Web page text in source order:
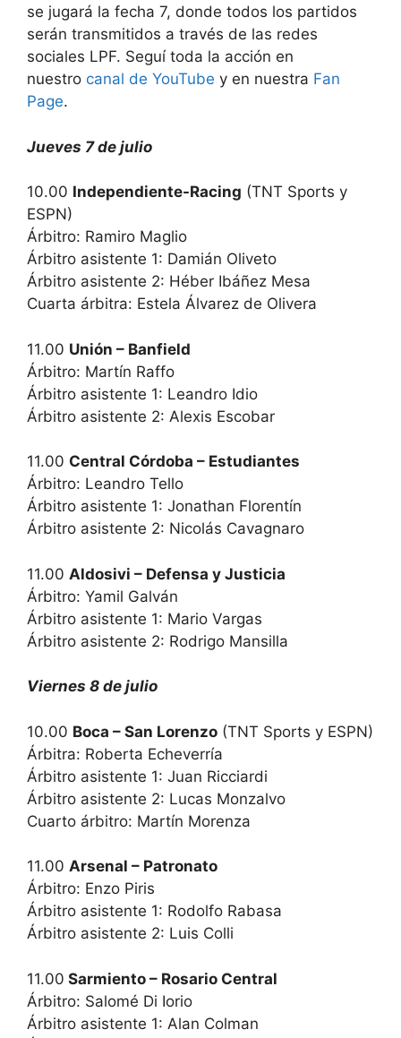
se jugará la fecha 7, donde todos los partidos
serán transmitidos a través de las redes
sociales LPF. Seguí toda la acción en
nuestro canal de YouTube y en nuestra Fan
Page.
Jueves 7 de julio
10.00 Independiente-Racing (TNT Sports y
ESPN)
Árbitro: Ramiro Maglio
Árbitro asistente 1: Damián Oliveto
Árbitro asistente 2: Héber Ibáñez Mesa
Cuarta árbitra: Estela Álvarez de Olivera
11.00 Unión – Banfield
Árbitro: Martín Raffo
Árbitro asistente 1: Leandro Idio
Árbitro asistente 2: Alexis Escobar
11.00 Central Córdoba – Estudiantes
Árbitro: Leandro Tello
Árbitro asistente 1: Jonathan Florentín
Árbitro asistente 2: Nicolás Cavagnaro
11.00 Aldosivi – Defensa y Justicia
Árbitro: Yamil Galván
Árbitro asistente 1: Mario Vargas
Árbitro asistente 2: Rodrigo Mansilla
Viernes 8 de julio
10.00 Boca – San Lorenzo (TNT Sports y ESPN)
Árbitra: Roberta Echeverría
Árbitro asistente 1: Juan Ricciardi
Árbitro asistente 2: Lucas Monzalvo
Cuarto árbitro: Martín Morenza
11.00 Arsenal – Patronato
Árbitro: Enzo Piris
Árbitro asistente 1: Rodolfo Rabasa
Árbitro asistente 2: Luis Colli
11.00 Sarmiento – Rosario Central
Árbitro: Salomé Di Iorio
Árbitro asistente 1: Alan Colman